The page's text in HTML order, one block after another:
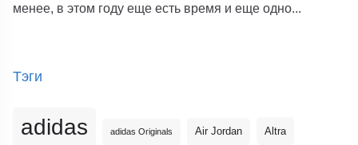
менее, в этом году еще есть время и еще одно...
Тэги
adidas adidas Originals Air Jordan Altra